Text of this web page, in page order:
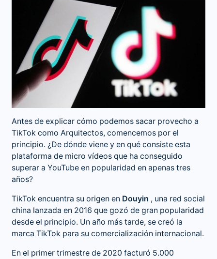
Antes de explicar cómo podemos sacar provecho a
TikTok como Arquitectos, comencemos por el
principio. ¿De dónde viene y en qué consiste esta
plataforma de micro vídeos que ha conseguido
superar a YouTube en popularidad en apenas tres
años?
TikTok encuentra su origen en Douyin , una red social
china lanzada en 2016 que gozó de gran popularidad
desde el principio. Un año más tarde, se creó la
marca TikTok para su comercialización internacional.
En el primer trimestre de 2020 facturó 5.000